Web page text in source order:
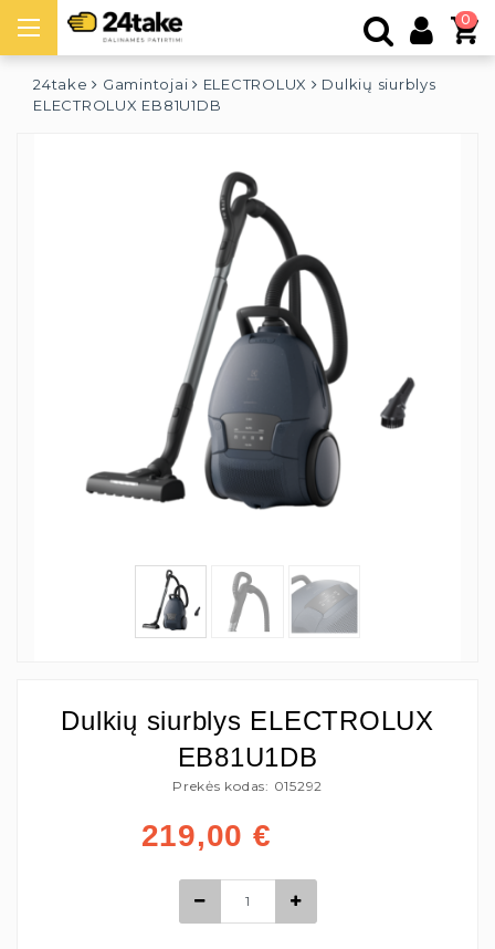
0
24take Gamintojai ELECTROLUX
Dulkių siurblys
ELECTROLUX EB81U1DB
Dulkių siurblys ELECTROLUX
EB81U1DB
Prekės kodas: 015292
219,00 €